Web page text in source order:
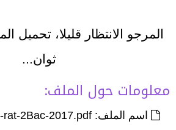
المرجو الانتظار قليلا، تحميل
ثوان...
معلومات حول الملف:
اسم الملف: Exam-nat-english-rat-2Bac-2017.pdf